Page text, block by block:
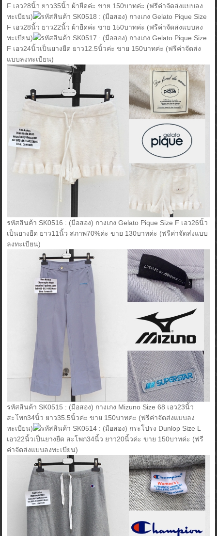
F เอว28นิ้ว ยาว35นิ้ว ผ้ายืดค่ะ ขาย 150บาทค่ะ (ฟรีค่าจัดส่งแบบลง
ทะเบียน)
รหัสสินค้า SK0518 : (มือสอง) กางเกง Gelato Pique Size
F เอว28นิ้ว ยาว22นิ้ว ผ้ายืดค่ะ ขาย 150บาทค่ะ (ฟรีค่าจัดส่งแบบลง
ทะเบียน)
รหัสสินค้า SK0517 : (มือสอง) กางเกง Gelato Pique Size
F เอว24นิ้วเป็นยางยืด ยาว12.5นิ้วค่ะ ขาย 150บาทค่ะ (ฟรีค่าจัดส่ง
แบบลงทะเบียน)
รหัสสินค้า SK0516 : (มือสอง) กางเกง Gelato Pique Size F เอว26นิ้ว
เป็นยางยืด ยาว11นิ้ว สภาพ70%ค่ะ ขาย 130บาทค่ะ (ฟรีค่าจัดส่งแบบ
ลงทะเบียน)
รหัสสินค้า SK0515 : (มือสอง) กางเกง Mizuno Size 68 เอว23นิ้ว
สะโพก34นิ้ว ยาว35.5นิ้วค่ะ ขาย 150บาทค่ะ (ฟรีค่าจัดส่งแบบลง
ทะเบียน)
รหัสสินค้า SK0514 : (มือสอง) กระโปรง Dunlop Size L
เอว22นิ้วเป็นยางยืด สะโพก34นิ้ว ยาว20นิ้วค่ะ ขาย 150บาทค่ะ (ฟรี
ค่าจัดส่งแบบลงทะเบียน)